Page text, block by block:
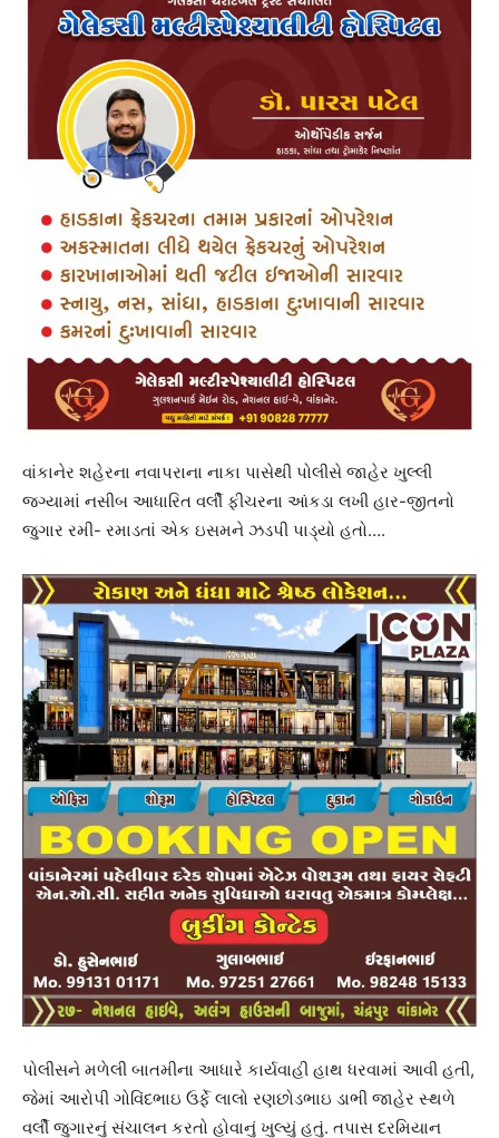
વાંકાનેર શહેરના નવાપરાના નાકા પાસેથી પોલીસે જાહેર ખુલ્લી
જગ્યામાં નસીબ આધારિત વર્લી ફીચરના આંકડા લખી હાર-જીતનો
જુગાર રમી- રમાડતાં એક ઇસમને ઝડપી પાડ્યો હતો….
પોલીસને મળેલી બાતમીના આધારે કાર્યવાહી હાથ ધરવામાં આવી હતી,
જેમાં આરોપી ગોવિંદભાઇ ઉર્ફે લાલો રણછોડભાઇ ડાભી જાહેર સ્થળે
વર્લી જુગારનું સંચાલન કરતો હોવાનું ખુલ્યું હતું. તપાસ દરમિયાન